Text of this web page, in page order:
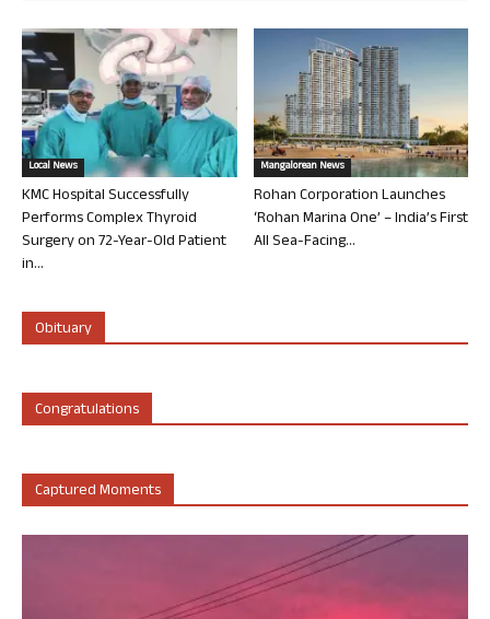
Local News
KMC Hospital Successfully
Performs Complex Thyroid
Surgery on 72-Year-Old Patient
in...
Mangalorean News
Rohan Corporation Launches
‘Rohan Marina One’ – India’s First
All Sea-Facing...
Obituary
Congratulations
Captured Moments